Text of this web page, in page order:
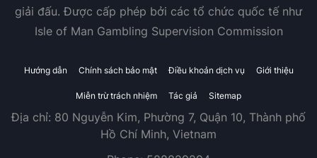
giải đấu. Được cấp phép bởi các tổ chức quốc tế như
Isle of Man Gambling Supervision Commission
Hướng dẫn Chính sách bảo mật Điều khoản dịch vụ Giới thiệu
Miễn trừ trách nhiệm Tác giả Sitemap
Địa chỉ: 80 Nguyễn Kim, Phường 7, Quận 10, Thành phố
Hồ Chí Minh, Vietnam